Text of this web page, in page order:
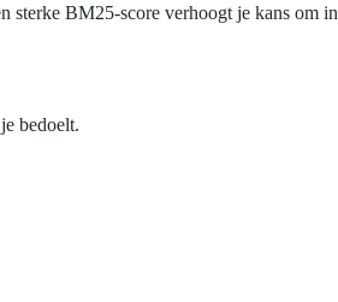
sterke BM25-score verhoogt je kans om in
bedoelt.